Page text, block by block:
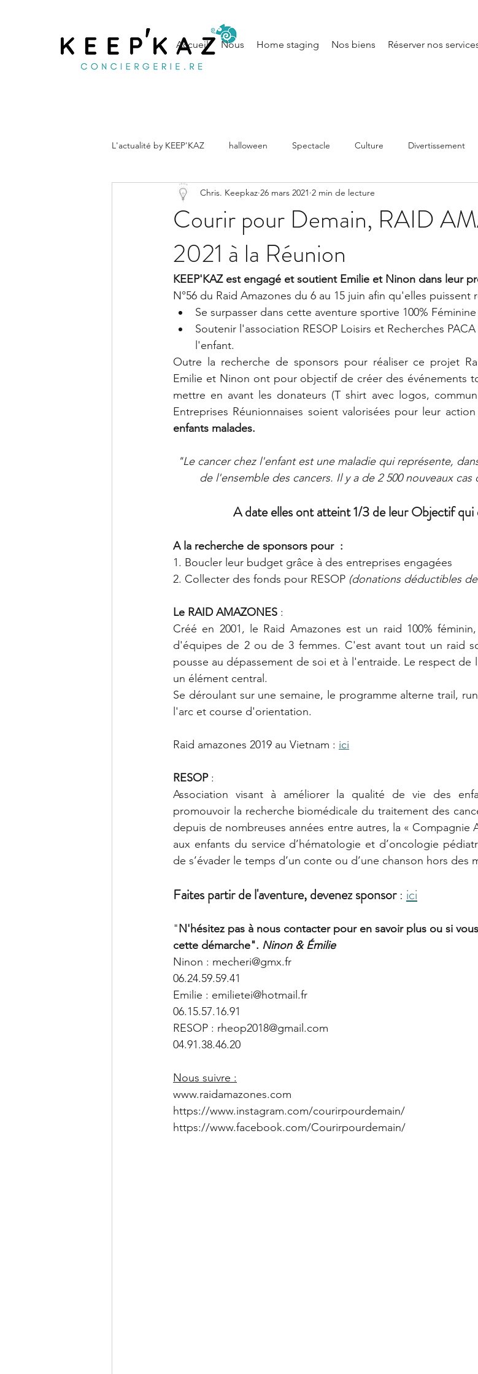
Accueil Nous Home staging Nos biens Réserver nos
L'actualité by KEEP'KAZ halloween Spectacle Culture Divertissement
Noël conseils
Courir pour Demain, RAID
2021 à la Réunion
Chris. Keepkaz 26 mars 2021 2 min de lecture
KEEP'KAZ est engagé et soutient Emilie et Ninon dans leur
N°56 du Raid Amazones du 6 au 15 juin afin qu'elles
Se surpasser dans cette aventure sportive 100%
Soutenir l'association RESOP Loisirs et Recherches
l'enfant.
Outre la recherche de sponsors pour réaliser ce projet
Emilie et Ninon ont pour objectif de créer des événements
mettre en avant les donateurs (T shirt avec logos,
Entreprises Réunionnaises soient valorisées pour leur
enfants malades.
"Le cancer chez l'enfant est une maladie qui représente,
de l'ensemble des cancers. Il y a de 2 500 nouveaux
A date elles ont atteint 1/3 de leur Objectif
A la recherche de sponsors pour  :
1. Boucler leur budget grâce à des entreprises engagées
2. Collecter des fonds pour RESOP (donations déductibles
Le RAID AMAZONES :
Créé en 2001, le Raid Amazones est un raid 100%
d'équipes de 2 ou de 3 femmes. C'est avant tout un raid
pousse au dépassement de soi et à l'entraide. Le respect
un élément central.
Se déroulant sur une semaine, le programme alterne trail,
l'arc et course d'orientation.
Raid amazones 2019 au Vietnam : ici
RESOP :
Association visant à améliorer la qualité de vie des
promouvoir la recherche biomédicale du traitement des
depuis de nombreuses années entre autres, la « Compagnie
aux enfants du service d’hématologie et d’oncologie
de s’évader le temps d’un conte ou d’une chanson hors des
Faites partir de l'aventure, devenez sponsor : ici
"N'hésitez pas à nous contacter pour en savoir plus ou si
cette démarche". Ninon & Émilie
Ninon : mecheri@gmx.fr
06.24.59.59.41
Emilie : emilietei@hotmail.fr
06.15.57.16.91
RESOP : rheop2018@gmail.com
04.91.38.46.20
Nous suivre :
www.raidamazones.com
https://www.instagram.com/courirpourdemain/
https://www.facebook.com/Courirpourdemain/